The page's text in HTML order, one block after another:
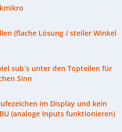
(flache Lösung / steiler Winkel
sub´s unter den Topteilen für
Sinn
im Display und kein
(analoge Inputs funktionieren)